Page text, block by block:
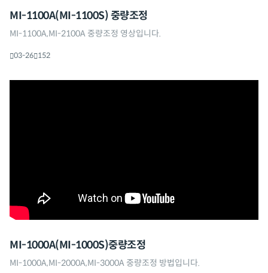
MI-1100A(MI-1100S) 중량조정
MI-1100A,MI-2100A 중량조정 영상입니다.
03-26 152
MI-1000A(MI-1000S)중량조정
MI-1000A,MI-2000A,MI-3000A 중량조정 방법입니다.